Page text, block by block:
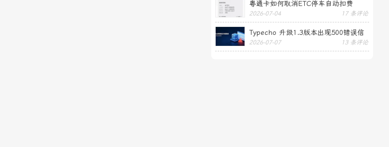
粤通卡如何取消ETC停车自动扣费
2026-07-04 17 条评论
Typecho 升级1.3版本出现500错误信
息
2026-07-07 13 条评论